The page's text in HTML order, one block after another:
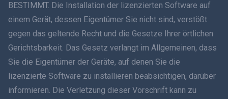
Dansk
हिंदी
BESTIMMT. Die Installation der lizenzierten Software auf
einem Gerät, dessen Eigentümer Sie nicht sind, verstößt
gegen das geltende Recht und die Gesetze Ihrer örtlichen
Gerichtsbarkeit. Das Gesetz verlangt im Allgemeinen, dass
Sie die Eigentümer der Geräte, auf denen Sie die
lizenzierte Software zu installieren beabsichtigen, darüber
informieren. Die Verletzung dieser Vorschrift kann zu